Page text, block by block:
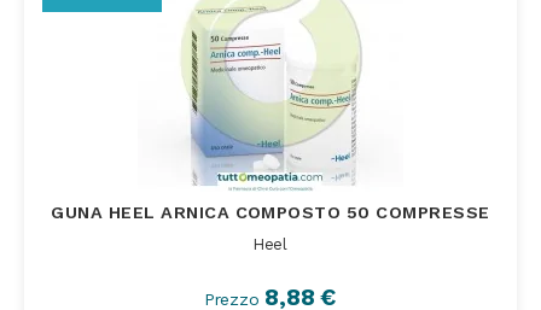
GUNA HEEL ARNICA COMPOSTO 50 COMPRESSE
Heel
Prezzo 8,88 €